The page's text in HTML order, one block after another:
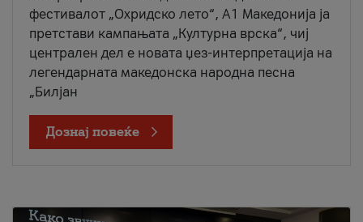
фестивалот „Охридско лето“, А1 Македонија ја
претстави кампањата „Културна врска“, чиј
централен дел е новата џез-интерпретација на
легендарната македонска народна песна
„Билјан
Дознај повеќе